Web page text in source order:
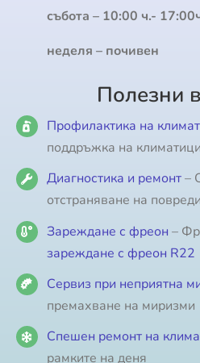
събота – 10:00 ч.-
неделя – почивен
Полезни
Профилактика на
поддръжка на
Диагностика и ремонт–
отстраняване на повреди
Зареждане с фреон –
зареждане с фреон R22
Сервиз при неприятна
премахване на миризми
Спешен ремонт на
рамките на деня